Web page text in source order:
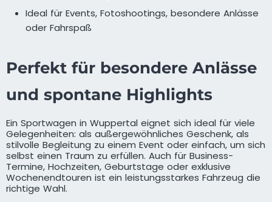
Ideal für Events, Fotoshootings, besondere Anlässe
oder Fahrspaß
Perfekt für besondere Anlässe
und spontane Highlights
Ein Sportwagen in Wuppertal eignet sich ideal für viele
Gelegenheiten: als außergewöhnliches Geschenk, als
stilvolle Begleitung zu einem Event oder einfach, um sich
selbst einen Traum zu erfüllen. Auch für Business-
Termine, Hochzeiten, Geburtstage oder exklusive
Wochenendtouren ist ein leistungsstarkes Fahrzeug die
richtige Wahl.